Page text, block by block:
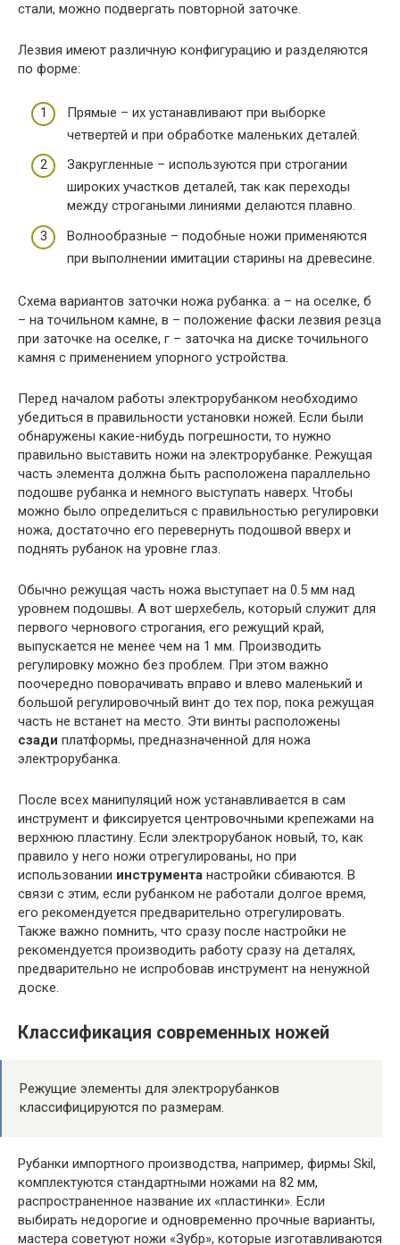
стали, можно подвергать повторной заточке.
Лезвия имеют различную конфигурацию и разделяются
по форме:
Прямые – их устанавливают при выборке
четвертей и при обработке маленьких деталей.
Закругленные – используются при строгании
широких участков деталей, так как переходы
между строгаными линиями делаются плавно.
Волнообразные – подобные ножи применяются
при выполнении имитации старины на древесине.
Схема вариантов заточки ножа рубанка: а – на оселке, б
– на точильном камне, в – положение фаски лезвия резца
при заточке на оселке, г – заточка на диске точильного
камня с применением упорного устройства.
Перед началом работы электрорубанком необходимо
убедиться в правильности установки ножей. Если были
обнаружены какие-нибудь погрешности, то нужно
правильно выставить ножи на электрорубанке. Режущая
часть элемента должна быть расположена параллельно
подошве рубанка и немного выступать наверх. Чтобы
можно было определиться с правильностью регулировки
ножа, достаточно его перевернуть подошвой вверх и
поднять рубанок на уровне глаз.
Обычно режущая часть ножа выступает на 0.5 мм над
уровнем подошвы. А вот шерхебель, который служит для
первого чернового строгания, его режущий край,
выпускается не менее чем на 1 мм. Производить
регулировку можно без проблем. При этом важно
поочередно поворачивать вправо и влево маленький и
большой регулировочный винт до тех пор, пока режущая
часть не встанет на место. Эти винты расположены
сзади платформы, предназначенной для ножа
электрорубанка.
После всех манипуляций нож устанавливается в сам
инструмент и фиксируется центровочными крепежами на
верхнюю пластину. Если электрорубанок новый, то, как
правило у него ножи отрегулированы, но при
использовании инструмента настройки сбиваются. В
связи с этим, если рубанком не работали долгое время,
его рекомендуется предварительно отрегулировать.
Также важно помнить, что сразу после настройки не
рекомендуется производить работу сразу на деталях,
предварительно не испробовав инструмент на ненужной
доске.
Классификация современных ножей
Режущие элементы для электрорубанков
классифицируются по размерам.
Рубанки импортного производства, например, фирмы Skil,
комплектуются стандартными ножами на 82 мм,
распространенное название их «пластинки». Если
выбирать недорогие и одновременно прочные варианты,
мастера советуют ножи «Зубр», которые изготавливаются